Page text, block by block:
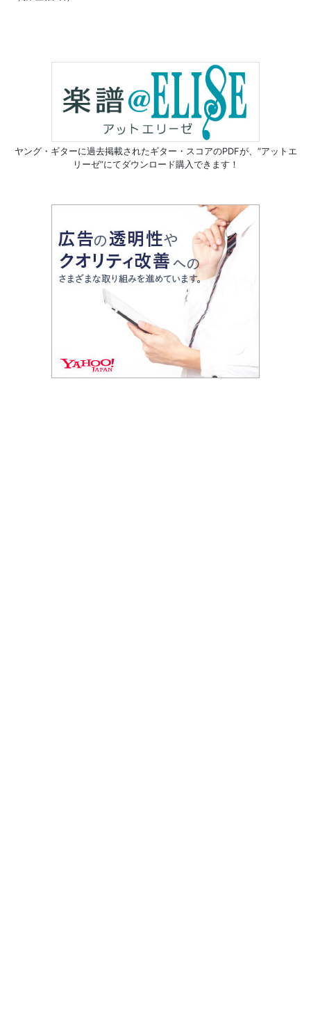
ヤング・ギターに過去掲載されたギター・スコアのPDFが、 “アットエ
リーゼ”にてダウンロード購入できます！